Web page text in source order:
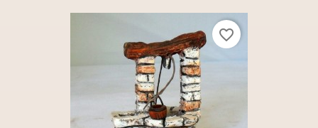
favorite_border